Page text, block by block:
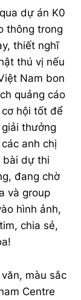
dự án K0
thông trong
thiết nghĩ
thú vị nếu
Nam bon
quảng cáo
hội tốt để
thưởng
anh chị
bài dự thi
đang chờ
và group
hình ảnh,
chia sẻ,
màu sắc
Centre